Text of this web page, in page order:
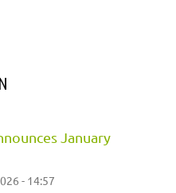
January
- 14:57